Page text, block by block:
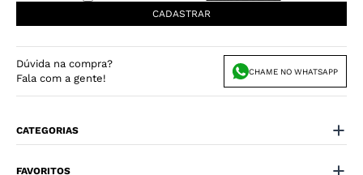
CADASTRAR
Dúvida na compra?
Fala com a gente!
CHAME NO WHATSAPP
CATEGORIAS
FAVORITOS